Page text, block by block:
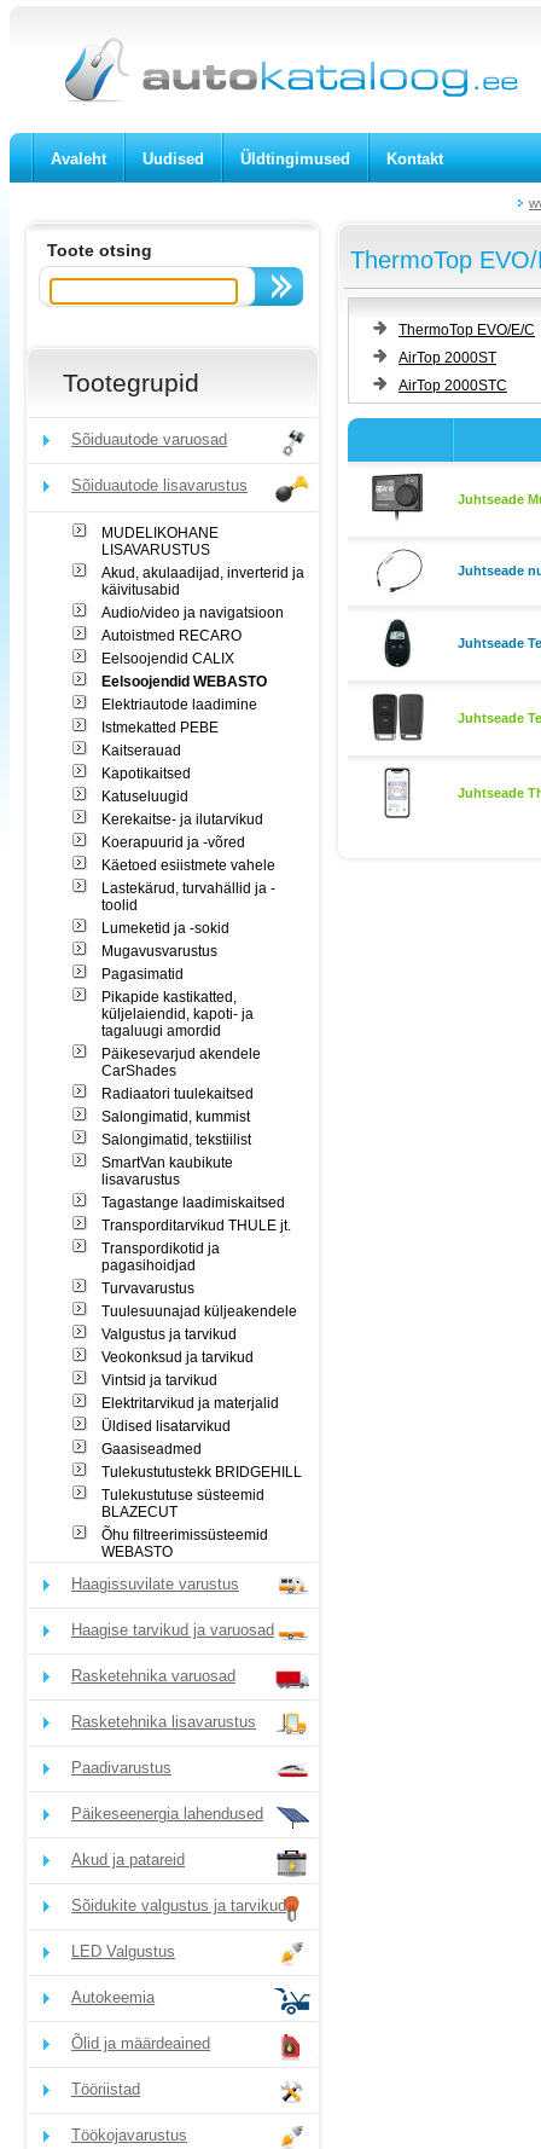
Avaleht Uudised Üldtingimused Kontakt
Toote otsing
Tootegrupid
Sõiduautode varuosad
Sõiduautode lisavarustus
MUDELIKOHANE
LISAVARUSTUS
Akud, akulaadijad, inverterid ja
käivitusabid
Audio/video ja navigatsioon
Autoistmed RECARO
Eelsoojendid CALIX
Eelsoojendid WEBASTO
Elektriautode laadimine
Istmekatted PEBE
Kaitserauad
Kapotikaitsed
Katuseluugid
Kerekaitse- ja ilutarvikud
Koerapuurid ja -võred
Käetoed esiistmete vahele
Lastekärud, turvahällid ja -
toolid
Lumeketid ja -sokid
Mugavusvarustus
Pagasimatid
Pikapide kastikatted,
küljelaiendid, kapoti- ja
tagaluugi amordid
Päikesevarjud akendele
CarShades
Radiaatori tuulekaitsed
Salongimatid, kummist
Salongimatid, tekstiilist
SmartVan kaubikute
lisavarustus
Tagastange laadimiskaitsed
Transporditarvikud THULE jt.
Transpordikotid ja
pagasihoidjad
Turvavarustus
Tuulesuunajad küljeakendele
Valgustus ja tarvikud
Veokonksud ja tarvikud
Vintsid ja tarvikud
Elektritarvikud ja materjalid
Üldised lisatarvikud
Gaasiseadmed
Tulekustutustekk BRIDGEHILL
Tulekustutuse süsteemid
BLAZECUT
Õhu filtreerimissüsteemid
WEBASTO
Haagissuvilate varustus
Haagise tarvikud ja varuosad
Rasketehnika varuosad
Rasketehnika lisavarustus
Paadivarustus
Päikeseenergia lahendused
Akud ja patareid
Sõidukite valgustus ja tarvikud
LED Valgustus
Autokeemia
Õlid ja määrdeained
Tööriistad
Töökojavarustus
ThermoTop
ThermoTop EVO/E/C
AirTop 2000ST
AirTop 2000STC
Juhtseade
Juhtseade
Juhtseade
Juhtseade
Juhtseade